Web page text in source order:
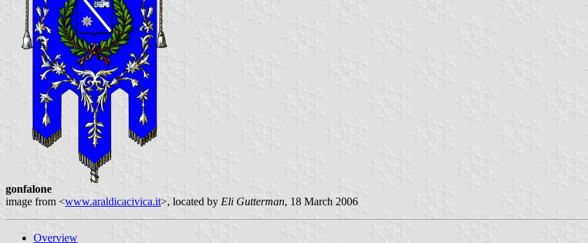
gonfalone
image from <www.araldicacivica.it>, located by Eli Gutterman, 18 March 2006
Overview